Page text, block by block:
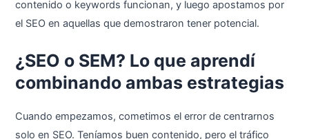
contenido o keywords funcionan, y luego apostamos por
el SEO en aquellas que demostraron tener potencial.
¿SEO o SEM? Lo que aprendí
combinando ambas estrategias
Cuando empezamos, cometimos el error de centrarnos
solo en SEO. Teníamos buen contenido, pero el tráfico